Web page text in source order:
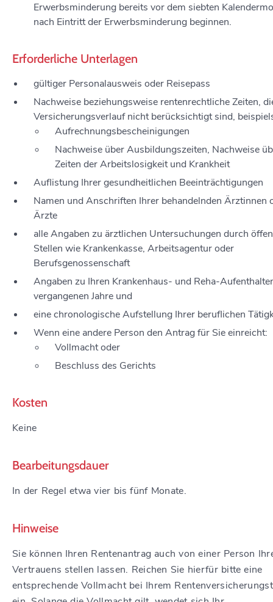
Erwerbsminderung bereits vor dem siebten
nach Eintritt der Erwerbsminderung beginnen.
Erforderliche Unterlagen
gültiger Personalausweis oder Reisepass
Nachweise beziehungsweise rentenrechtliche Zeiten,
Versicherungsverlauf nicht berücksichtigt sind,
Aufrechnungsbescheinigungen
Nachweise über Ausbildungszeiten, Nachweise
Zeiten der Arbeitslosigkeit und Krankheit
Auflistung Ihrer gesundheitlichen Beeinträchtigungen
Namen und Anschriften Ihrer behandelnden Ärztinnen
Ärzte
alle Angaben zu ärztlichen Untersuchungen durch
Stellen wie Krankenkasse, Arbeitsagentur oder
Berufsgenossenschaft
Angaben zu Ihren Krankenhaus- und Reha-
vergangenen Jahre und
eine chronologische Aufstellung Ihrer beruflichen
Wenn eine andere Person den Antrag für Sie einreicht:
Vollmacht oder
Beschluss des Gerichts
Kosten
Keine
Bearbeitungsdauer
In der Regel etwa vier bis fünf Monate.
Hinweise
Sie können Ihren Rentenantrag auch von einer Person
Vertrauens stellen lassen. Reichen Sie hierfür bitte eine
entsprechende Vollmacht bei Ihrem